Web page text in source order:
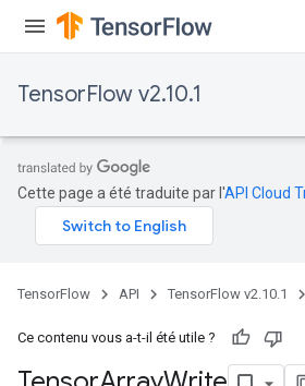
TensorFlow v2.10.1
Cette page a été traduite par l'API Cloud
TensorFlow API TensorFlow v2.10.1
Ce contenu vous a-t-il été utile ?